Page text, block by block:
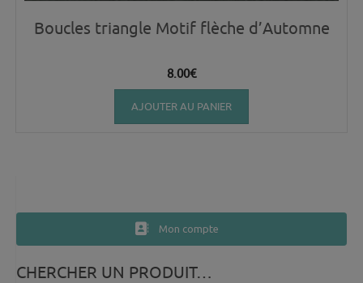
Boucles triangle Motif flèche d’Automne
8.00€
AJOUTER AU PANIER
Mon compte
CHERCHER UN PRODUIT…